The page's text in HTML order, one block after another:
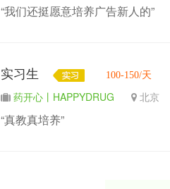
“我们还挺愿意培养广告新人的”
实习生 100-150/天
药开心丨HAPPYDRUG 北京
“真教真培养”